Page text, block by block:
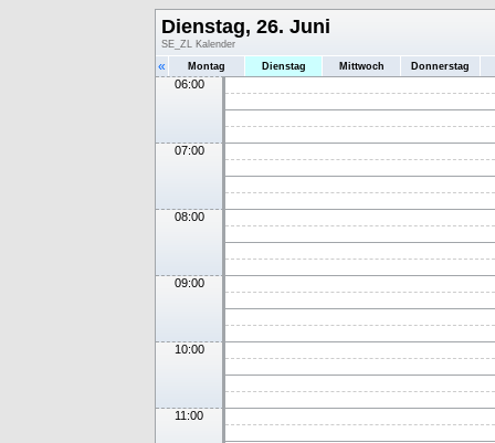
Dienstag, 26. Juni
SE_ZL Kalender
« Montag Dienstag Mittwoch Donnerstag
06:00
07:00
08:00
09:00
10:00
11:00